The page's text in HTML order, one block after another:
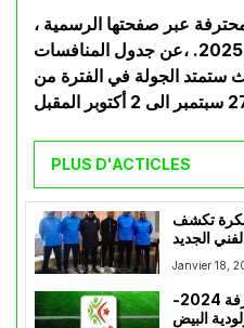
عبر صفحتها الرسمية ،
مساء اليوم الثلاثاء 16 سبتمبر 2025. ،عن جدول المنافسات
ستمتد الجولة في الفترة من
PLUS D'ACTICLES
تكشف
الجديد
Janvier 18,
إنطلاق موسم الرابطة المحترفة 2024-